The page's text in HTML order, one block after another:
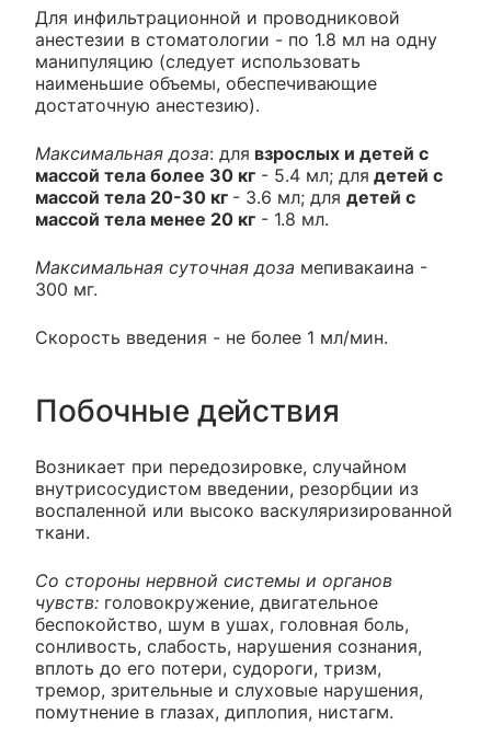
Для инфильтрационной и проводниковой
анестезии в стоматологии - по 1.8 мл на одну
манипуляцию (следует использовать
наименьшие объемы, обеспечивающие
достаточную анестезию).
Максимальная доза: для взрослых и детей с
массой тела более 30 кг - 5.4 мл; для детей с
массой тела 20-30 кг - 3.6 мл; для детей с
массой тела менее 20 кг - 1.8 мл.
Максимальная суточная доза мепивакаина -
300 мг.
Скорость введения - не более 1 мл/мин.
Побочные действия
Возникает при передозировке, случайном
внутрисосудистом введении, резорбции из
воспаленной или высоко васкуляризированной
ткани.
Со стороны нервной системы и органов
чувств: головокружение, двигательное
беспокойство, шум в ушах, головная боль,
сонливость, слабость, нарушения сознания,
вплоть до его потери, судороги, тризм,
тремор, зрительные и слуховые нарушения,
помутнение в глазах, диплопия, нистагм.